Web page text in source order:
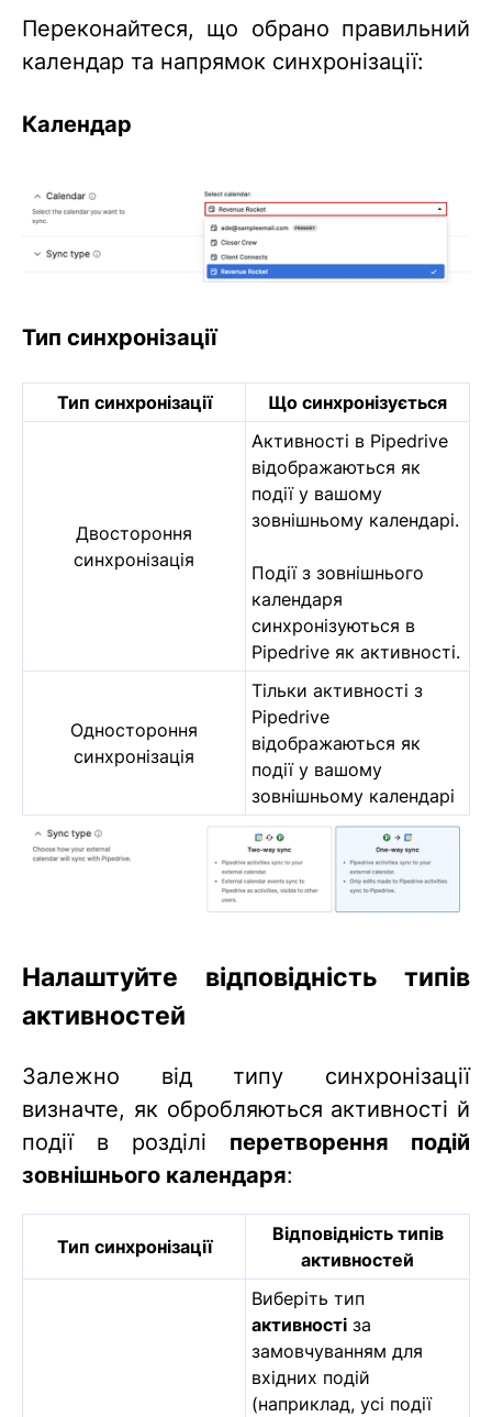
Переконайтеся, що обрано правильний
календар та напрямок синхронізації:
Календар
Тип синхронізації
Тип синхронізації Що синхронізується
Двостороння
синхронізація
Активності в Pipedrive
відображаються як
події у вашому
зовнішньому календарі.
Події з зовнішнього
календаря
синхронізуються в
Pipedrive як активності.
Одностороння
синхронізація
Тільки активності з
Pipedrive
відображаються як
події у вашому
зовнішньому календарі
Налаштуйте відповідність типів
активностей
Залежно від типу синхронізації
визначте, як обробляються активності й
події в розділі перетворення подій
зовнішнього календаря:
Тип синхронізації
Відповідність типів
активностей
Виберіть тип
активності за
замовчуванням для
вхідних подій
(наприклад, усі події